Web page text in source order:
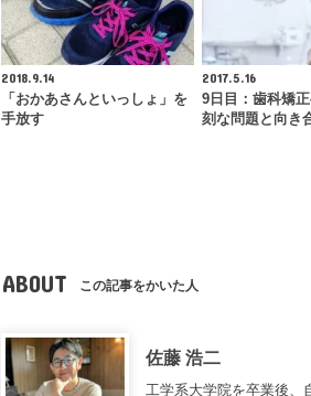
2018.9.14
「おかあさんといっしょ」を
手放す
2017.5.16
9日目：歯科矯
刻な問題と向き
ABOUT この記事をかいた人
佐藤 浩二
工学系大学院を卒業後、